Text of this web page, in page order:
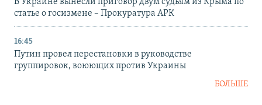
статье о госизмене – Прокуратура АРК
16:45
Путин провел перестановки в руководстве
группировок, воюющих против Украины
БОЛЬШЕ